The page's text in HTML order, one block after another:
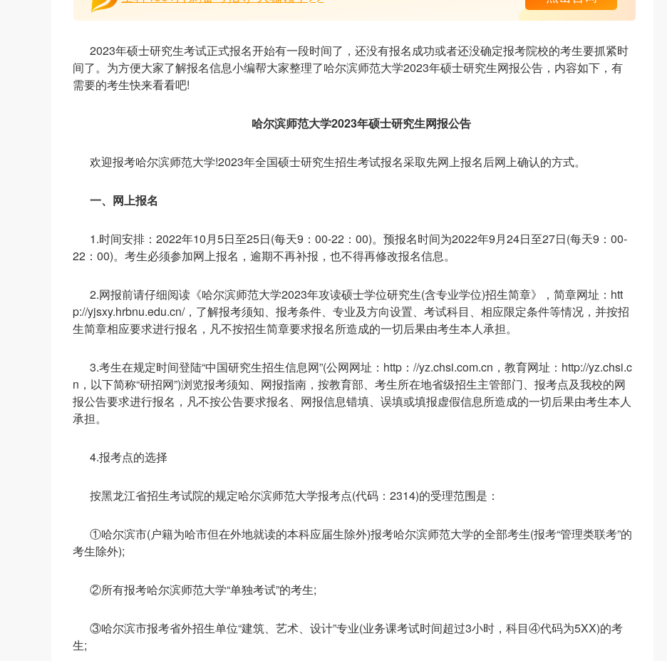
2023年硕士研究生考试正式报名开始有一段时间了，还没有报名成功或者还没确定报考院校的考生要抓紧时
间了。为方便大家了解报名信息小编帮大家整理了哈尔滨师范大学2023年硕士研究生网报公告，内容如下，有
需要的考生快来看看吧!
哈尔滨师范大学2023年硕士研究生网报公告
欢迎报考哈尔滨师范大学!2023年全国硕士研究生招生考试报名采取先网上报名后网上确认的方式。
一、网上报名
1.时间安排：2022年10月5日至25日(每天9：00-22：00)。预报名时间为2022年9月24日至27日(每天9：00-
22：00)。考生必须参加网上报名，逾期不再补报，也不得再修改报名信息。
2.网报前请仔细阅读《哈尔滨师范大学2023年攻读硕士学位研究生(含专业学位)招生简章》，简章网址：htt
p://yjsxy.hrbnu.edu.cn/，了解报考须知、报考条件、专业及方向设置、考试科目、相应限定条件等情况，并按招
生简章相应要求进行报名，凡不按招生简章要求报名所造成的一切后果由考生本人承担。
3.考生在规定时间登陆“中国研究生招生信息网”(公网网址：http：//yz.chsi.com.cn，教育网址：http://yz.chsi.c
n，以下简称“研招网”)浏览报考须知、网报指南，按教育部、考生所在地省级招生主管部门、报考点及我校的网
报公告要求进行报名，凡不按公告要求报名、网报信息错填、误填或填报虚假信息所造成的一切后果由考生本人
承担。
4.报考点的选择
按黑龙江省招生考试院的规定哈尔滨师范大学报考点(代码：2314)的受理范围是：
①哈尔滨市(户籍为哈市但在外地就读的本科应届生除外)报考哈尔滨师范大学的全部考生(报考“管理类联考”的
考生除外);
②所有报考哈尔滨师范大学“单独考试”的考生;
③哈尔滨市报考省外招生单位“建筑、艺术、设计”专业(业务课考试时间超过3小时，科目④代码为5XX)的考
生;